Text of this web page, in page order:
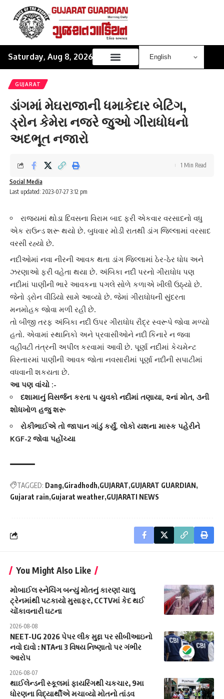
Saturday, Aug 8, 2026
GUJARAT
ડાંગમાં મેઘરાજાની ધમાકેદાર બેટિંગ,
ડ્રોન કેમેરા નજરે જુઓ ગીરાધોધનો
અદભૂત નજારો
Last updated: 2023-07-27 3:12 pm
Social Media
1 Min Read
રાજ્યમાં થોડા દિવસના વિરામ બાદ ફરી એકવાર વરસાદનો વધુ
એક રાઉન્ડ શરૂ થયો છે. બુધવાર મોડી રાતથી ડાંગ જિલ્લામાં વરસાદ
વરસી રહ્યો છે.
નદીઓમાં નવા નીરની આવક થતા ડાંગ જિલ્લામાં ઠેર-ઠેર ધોધ અને
ઝરણાઓ ફરી વહેતા થયા છે. અંબિકા નદી પરનો ગીરાધોધ પણ
નદીમાં પાણીની ભારે આવકના પગલે સોળે કળાએ ખીલી ઉઠ્યો છે.
જેનો ડ્રોન વીડિયો સામે આવ્યો છે. જેમાં ગીરાધોધની સુંદરતા
મનમોહક જોવા મળી રહી છે.
તો બીજી તરફ અંબિકા નદી ઉપર ગીરાધોધ રૌદ્ર સ્વરૂપે જોવા મળ્યો
હતો. એવામાં સ્થાનિકો અને પ્રવાસીઓને નદી કિનારે ન જવા
વહીવટી તંત્રની અપીલ કરવામાં આવી છે. પૂર્ણા નદીમાં કેચમેન્ટ
વિસ્તારમાં પાણીની આવક જોતા નવસારીમાં પૂર્ણા નદીની સપાટીમાં
વધવાની શકયતા છે.
આ પણ વાંચો :-
દશામાનું વિસર્જન કરતા ૫ યુવકો નદીમાં તણાયા, ૨નાં મોત, ૩ની
શોધખોળ હજુ શરૂ
રોકીભાઈએ તો જાપાન ગાંડું કર્યું, લોકો યશના માસ્ક પહેરીને
KGF-2 જોવા પહોંચ્યા
TAGGED: Dang Giradhodh GUJARAT GUJARAT GUARDIAN
Gujarat rain Gujarat weather GUJARATI NEWS
You Might Also Like
મોબાઈલ સ્નેચિંગ બન્યું મોતનું કારણ! ચાલુ
ટ્રેનમાંથી પટકાયો મુસાફર, CCTVમાં કેદ થઈ
ચોંકાવનારી ઘટના
2026-08-08
NEET-UG 2026 પેપર લીક મુદ્દા પર સીબીઆઇનો
નવો દાવો : NTAના 3 વિષય નિષ્ણાતો પર ગંભીર
આરોપ
2026-08-07
થાઈલેન્ડની સ્કૂલમાં ફાયરિંગથી ચકચાર, 9મા
ધોરણના વિદ્યાર્થીએ મચાવ્યો મોતનો તાંડવ